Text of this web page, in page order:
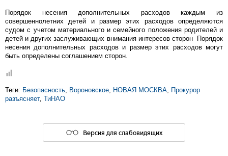
Порядок несения дополнительных расходов каждым из
совершеннолетних детей и размер этих расходов определяются
судом с учетом материального и семейного положения родителей и
детей и других заслуживающих внимания интересов сторон Порядок
несения дополнительных расходов и размер этих расходов могут
быть определены соглашением сторон.
Теги: Безопасность Вороновское НОВАЯ МОСКВА Прокурор
разъясняет, ТиНАО
Версия для слабовидящих